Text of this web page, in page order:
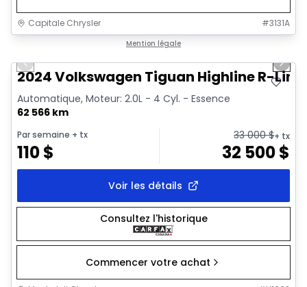
Capitale Chrysler #3131A
Mention légale
Vidéo disponible
Previous slide Next
2024 Volkswagen Tiguan Highline R-Line
Automatique, Moteur: 2.0L - 4 Cyl. - Essence
62 566 km
Par semaine + tx
110$
33 000$+ tx
32 500$
Voir les détails
Consultez l'historique
Commencer votre achat